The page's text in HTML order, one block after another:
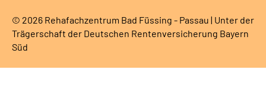
© 2026 Rehafachzentrum Bad Füssing - Passau | Unter der
Trägerschaft der Deutschen Rentenversicherung Bayern
Süd